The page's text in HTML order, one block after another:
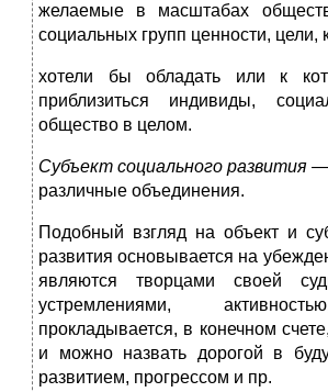
желаемые в масштабах
социальных групп ценности, цели,
хотели бы обладать или к
приблизиться индивиды,
общество в целом.
Субъект социального развития—
различные объединения.
Подобный взгляд на объект и
развития основывается на
являются творцами своей
устремлениями,
прокладывается, в конечном
и можно назвать дорогой в
развитием, прогрессом и пр.